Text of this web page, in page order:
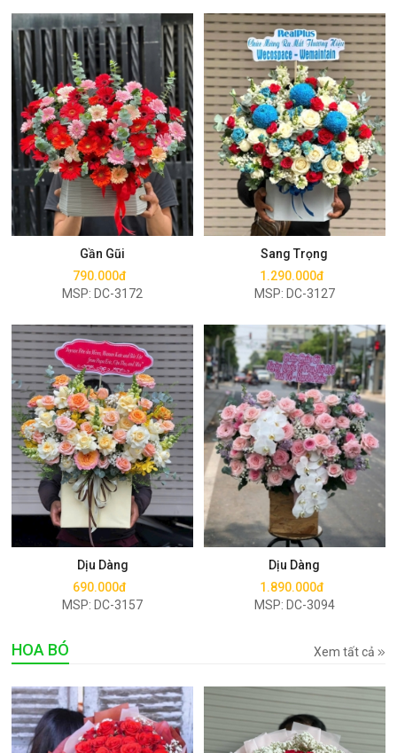
Gần Gũi
790.000đ
MSP: DC-3172
Mua ngay
Sang Trọng
1.290.000đ
MSP: DC-3127
Mua ngay
Dịu Dàng
690.000đ
MSP: DC-3157
Mua ngay
Dịu Dàng
1.890.000đ
MSP: DC-3094
Mua ngay
HOA BÓ Xem tất cả